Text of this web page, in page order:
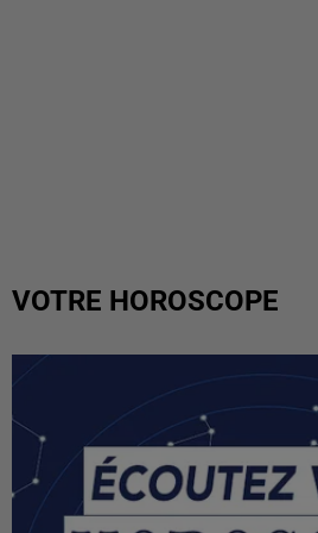
VOTRE HOROSCOPE